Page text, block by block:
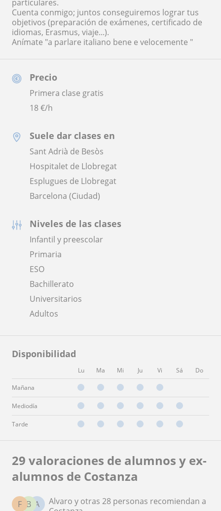
Precio
Primera clase gratis
18€/h
Suele dar clases en
Sant Adrià de Besòs
Hospitalet de Llobregat
Esplugues de Llobregat
Barcelona (Ciudad)
Niveles de las clases
Infantil y preescolar
Primaria
ESO
Bachillerato
Universitarios
Adultos
Disponibilidad
Lu Ma Mi Ju Vi Sá Do
Mañana
Mediodía
Tarde
particulares.
Cuenta conmigo; juntos conseguiremos lograr tus
objetivos (preparación de exámenes, certificado de
idiomas, Erasmus, viaje...).
Anímate "a parlare italiano bene e velocemente "
29 valoraciones de alumnos y ex-
alumnos de Costanza
A
B
F
Alvaro y otras 28 personas recomiendan a